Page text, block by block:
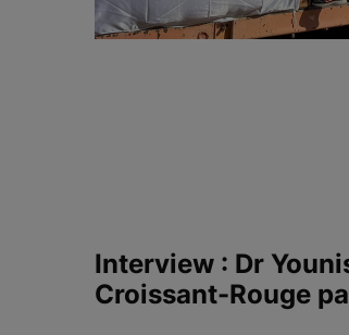
Interview : Dr
Croissant-Rouge